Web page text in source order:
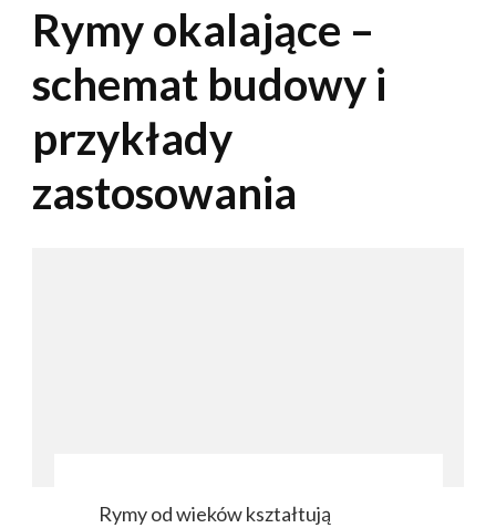
Rymy okalające –
schemat budowy i
przykłady
zastosowania
Rymy od wieków kształtują